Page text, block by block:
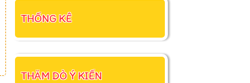
THỐNG KÊ
THĂM DÒ Ý KIẾN